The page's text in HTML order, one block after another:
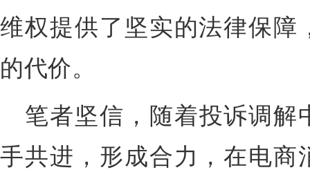
维权提供了坚实的法律保障
的代价。
笔者坚信，随着投诉调解
手共进，形成合力，在电商